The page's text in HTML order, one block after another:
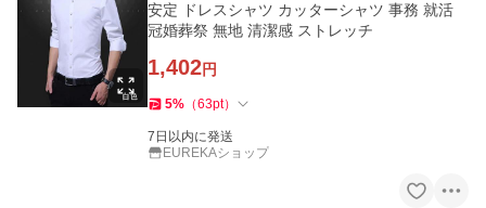
安定 ドレスシャツ カッターシャツ 事務 就活
冠婚葬祭 無地 清潔感 ストレッチ
1,402円
5% （63pt）
7日以内に発送
EUREKAショップ